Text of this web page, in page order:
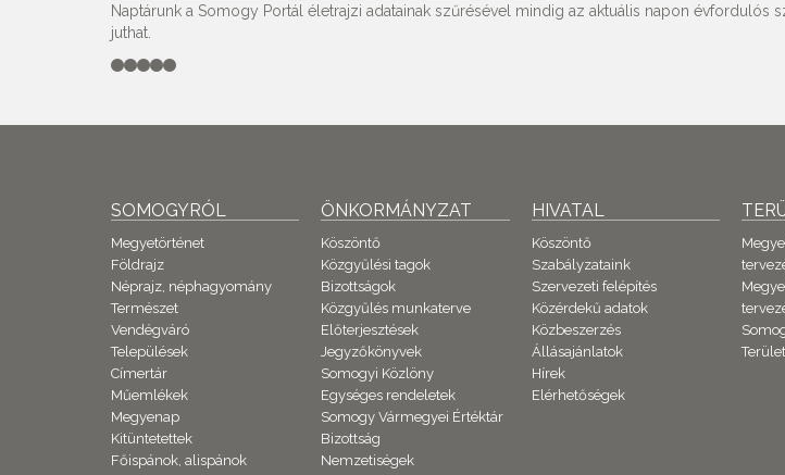
Naptárunk a Somogy Portál életrajzi adatainak szűrésével mindig az aktuális napon
juthat.
SOMOGYRÓL
Megyetörténet
Földrajz
Néprajz, néphagyomány
Természet
Vendégváró
Települések
Címertár
Műemlékek
Megyenap
Kitüntetettek
Főispánok, alispánok
ÖNKORMÁNYZAT
Köszöntő
Közgyűlési tagok
Bizottságok
Közgyűlés munkaterve
Előterjesztések
Jegyzőkönyvek
Somogyi Közlöny
Egységes rendeletek
Somogy Vármegyei Értéktár
Bizottság
Nemzetiségek
HIVATAL
Köszöntő
Szabályzataink
Szervezeti felépítés
Közérdekű adatok
Közbeszerzés
Állásajánlatok
Hírek
Elérhetőségek